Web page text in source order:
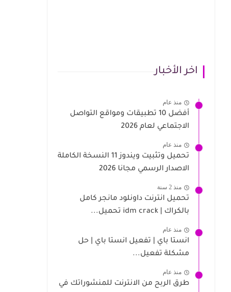
اخر الأخبار
منذ عام
أفضل 10 تطبيقات ومواقع التواصل
الاجتماعي لعام 2026
منذ عام
تحميل وتثبيت ويندوز 11 النسخة الكاملة
الاصدار الرسمي مجانا 2026
منذ 2 سنة
تحميل انترنت داونلود مانجر كامل
بالكراك | idm crack تحميل...
منذ عام
انستا باي | تفعيل انستا باي | حل
مشكلة تفعيل...
منذ عام
طرق الربح من الانترنت للمنشوراتك في